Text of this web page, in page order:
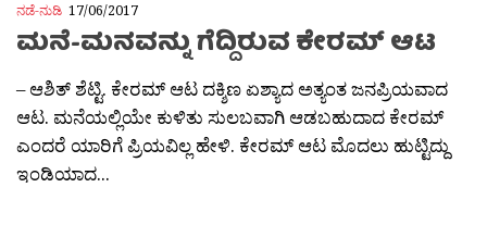
ನಡೆ-ನುಡಿ 17/06/2017
ಮನೆ-ಮನವನ್ನು ಗೆದ್ದಿರುವ ಕೇರಮ್ ಆಟ
– ಆಶಿತ್ ಶೆಟ್ಟಿ. ಕೇರಮ್ ಆಟ ದಕ್ಶಿಣ ಏಶ್ಯಾದ ಅತ್ಯಂತ ಜನಪ್ರಿಯವಾದ
ಆಟ. ಮನೆಯಲ್ಲಿಯೇ ಕುಳಿತು ಸುಲಬವಾಗಿ ಆಡಬಹುದಾದ ಕೇರಮ್
ಎಂದರೆ ಯಾರಿಗೆ ಪ್ರಿಯವಿಲ್ಲ ಹೇಳಿ. ಕೇರಮ್ ಆಟ ಮೊದಲು ಹುಟ್ಟಿದ್ದು
ಇಂಡಿಯಾದ...